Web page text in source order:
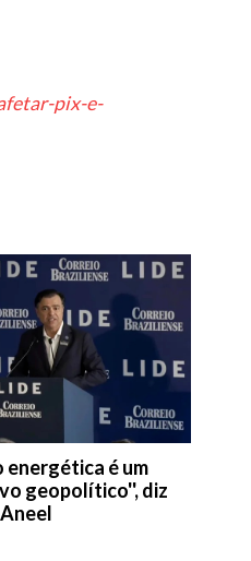
pix-e-
energética é um
geopolítico'', diz